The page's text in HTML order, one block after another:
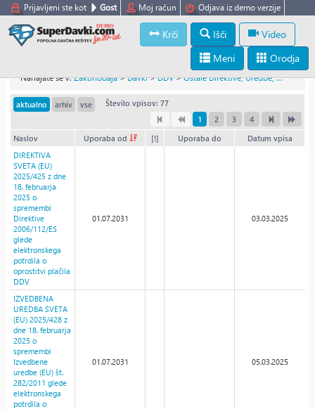
Prijavljeni ste kot Gost Moj račun Odjava iz demo verzije
Krči Išči
Video
Orodja
Meni
Nahajate se v:Zakonodaja>Davki>DDV>Ostale Direktive, Uredbe, ...
aktualno arhiv vse
Število vpisov: 77
1
2 3 4
Naslov Uporaba od [!] Uporaba do
Datum vpisa
DIREKTIVA
SVETA (EU)
2025/425 z dne
18. februarja
2025 o
spremembi
Direktive
2006/112/ES
glede
elektronskega
potrdila o
oprostitvi plačila
DDV
01.07.2031 03.03.2025
IZVEDBENA
UREDBA SVETA
(EU) 2025/428 z
dne 18. februarja
2025 o
spremembi
Izvedbene
uredbe (EU) št.
282/2011 glede
elektronskega
potrdila o
01.07.2031 05.03.2025